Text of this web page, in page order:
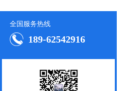
全国服务热线
189-62542916